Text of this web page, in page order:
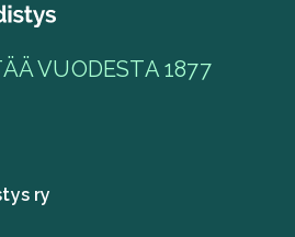
VUODESTA 1877
ry